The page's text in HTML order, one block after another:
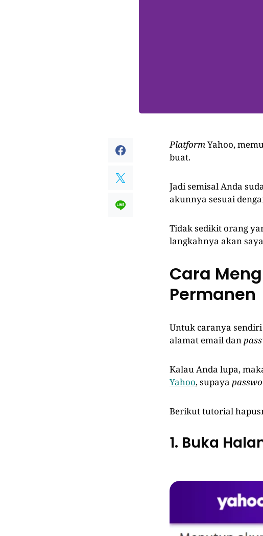
PlatformYahoo,
buat.
Jadi semisal Anda
akunnya sesuai
Tidak sedikit orang
langkahnya akan
Cara
Permanen
Untuk caranya
alamat email dan
Kalau Anda lupa,
Yahoo, supaya
Berikut tutorial
1. Buka